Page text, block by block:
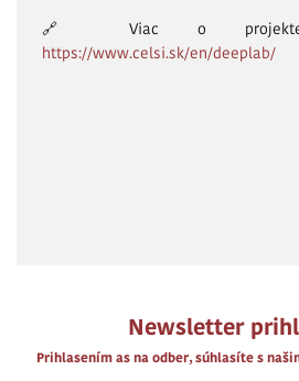
🔗 Viac o projekte
https://www.celsi.sk/en/deeplab/
Newsletter
Prihlasením as na odber, súhlasíte s